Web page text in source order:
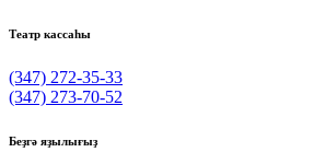
Театр кассаһы
(347) 272-35-33
(347) 273-70-52
Беҙгә яҙылығыҙ